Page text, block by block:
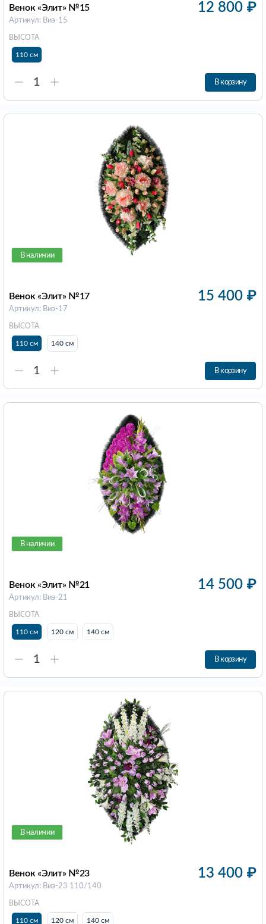
Венок «Элит» №15
Артикул: Виэ-15
12 800 ₽
ВЫСОТА
110 см
В корзину
В наличии
Венок «Элит» №17
Артикул: Виэ-17
15 400 ₽
ВЫСОТА
110 см 140 см
В корзину
В наличии
Венок «Элит» №21
Артикул: Виэ-21
14 500 ₽
ВЫСОТА
110 см 120 см 140 см
В корзину
В наличии
Венок «Элит» №23
Артикул: Виэ-23 110/140
13 400 ₽
ВЫСОТА
110 см 120 см 140 см